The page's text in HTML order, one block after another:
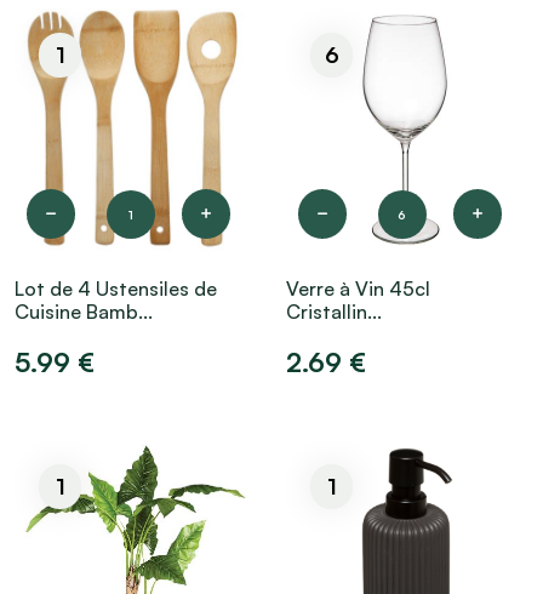
1
1
Lot de 4 Ustensiles de
Cuisine Bamb...
5.99 €
6
6
Verre à Vin 45cl
Cristallin...
2.69 €
1 1